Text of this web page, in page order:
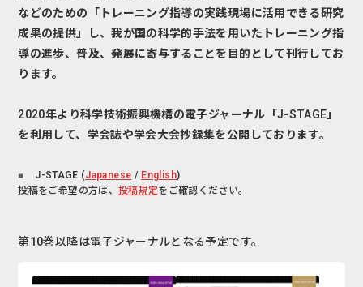
などのための「トレーニング指導の実践現場に活用できる研究
成果の提供」し、我が国の科学的手法を用いたトレーニング指
導の進歩、普及、発展に寄与することを目的として刊行してお
ります。
2020年より科学技術振興機構の電子ジャーナル「J-STAGE」
を利用して、学会誌や学会大会抄録集を公開しております。
J-STAGE (Japanese / English)
投稿をご希望の方は、 投稿規定をご確認ください。
第10巻以降は電子ジャーナルとなる予定です。